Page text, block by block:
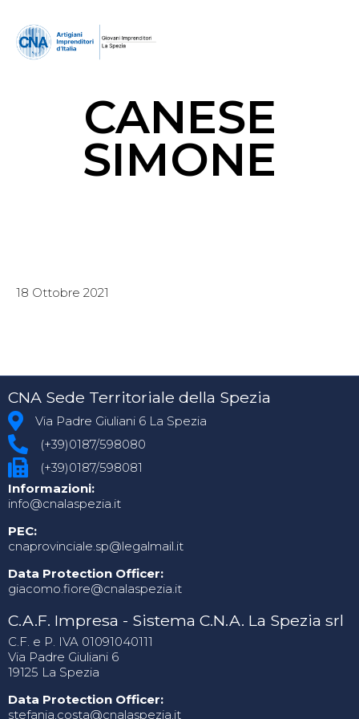
CANESE
SIMONE
18 Ottobre 2021
CNA Sede Territoriale della Spezia
Via Padre Giuliani 6 La Spezia
(+39)0187/598080
(+39)0187/598081
Informazioni:
info@cnalaspezia.it
PEC:
cnaprovinciale.sp@legalmail.it
Data Protection Officer:
giacomo.fiore@cnalaspezia.it
C.A.F. Impresa - Sistema C.N.A. La Spezia srl
C.F. e P. IVA 01091040111
Via Padre Giuliani 6
19125 La Spezia
Data Protection Officer:
stefania.costa@cnalaspezia.it